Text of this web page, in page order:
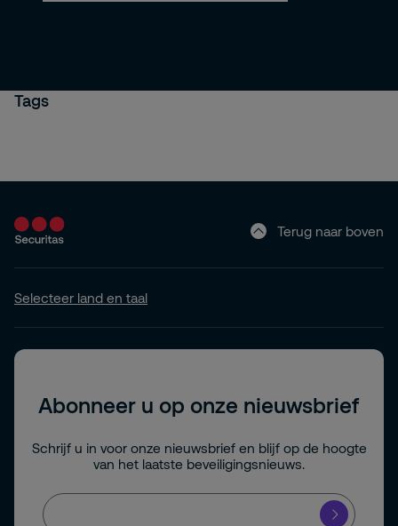
Tags
Terug naar boven
Selecteer land en taal
Abonneer u op onze nieuwsbrief
Schrijf u in voor onze nieuwsbrief en blijf op de hoogte
van het laatste beveiligingsnieuws.